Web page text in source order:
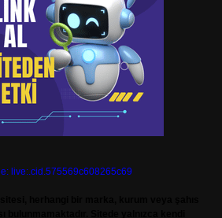
live:.cid.575569c608265c69